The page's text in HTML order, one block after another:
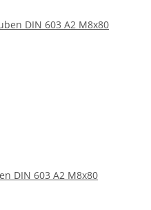
DIN 603 A2 M8x80